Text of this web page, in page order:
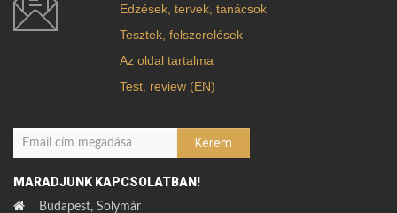
Edzések, tervek, tanácsok
Tesztek, felszerelések
Az oldal tartalma
Test, review (EN)
MARADJUNK KAPCSOLATBAN!
Budapest, Solymár